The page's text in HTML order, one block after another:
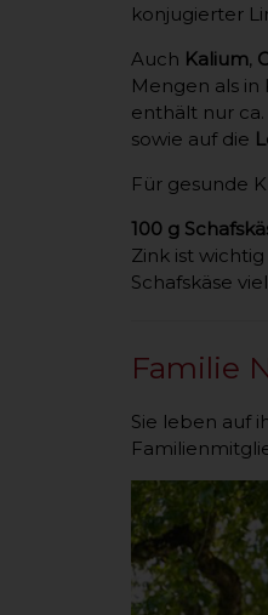
konjugierter
Auch Kalium,
Mengen als
enthält nur
sowie auf die
Für gesunde
100 g
Zink ist
Schafskäse
Familie
Sie leben auf